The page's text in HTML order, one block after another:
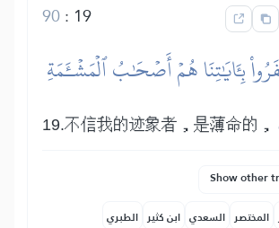
19
:
90
بِـَٔايَٰتِنَا هُمۡ أَصۡحَٰبُ ٱلۡمَشۡـَٔمَةِ
19.不信我的迹象者，是薄命的，
Show other
المختصر السعدي ابن كثير الطبري